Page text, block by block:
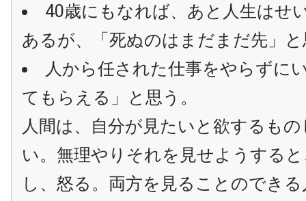
40歳にもなれば、あと人生はせ
あるが、「死ぬのはまだまだ先」
人から任された仕事をやらずに
てもらえる」と思う。
人間は、自分が見たいと欲するも
い。無理やりそれを見せようする
し、怒る。両方を見ることのでき